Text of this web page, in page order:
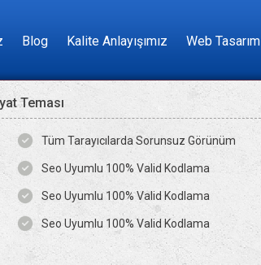
Blog Kalite Anlayışımız Web Tasarım
Teması
Tüm Tarayıcılarda Sorunsuz Görünüm
Seo Uyumlu 100% Valid Kodlama
Seo Uyumlu 100% Valid Kodlama
Seo Uyumlu 100% Valid Kodlama